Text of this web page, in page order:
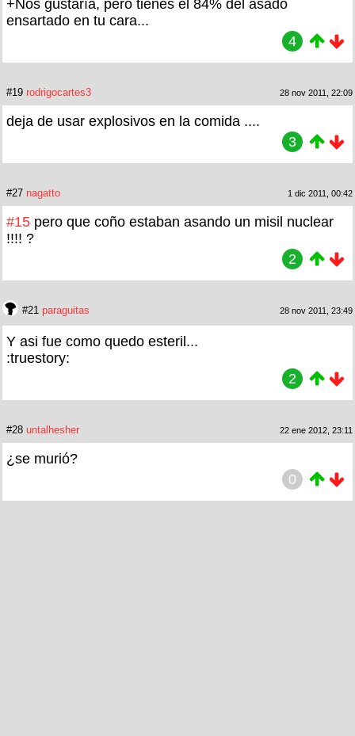
+Nos gustaría, pero tienes el 84% del asado
ensartado en tu cara...
4
#19 rodrigocartes3 28 nov 2011, 22:09
deja de usar explosivos en la comida ....
3
#27 nagatto 1 dic 2011, 00:42
#15 pero que coño estaban asando un misil nuclear
!!!! ?
2
#21 paraguitas 28 nov 2011, 23:49
Y asi fue como quedo esteril...
:truestory:
2
#28 untalhesher 22 ene 2012, 23:11
¿se murió?
0